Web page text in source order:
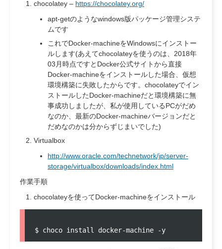
chocolatey – https://chocolatey.org/
apt-getのようなwindows版パッケージ管理システ
ムです
これでDocker-machineをWindowsにインストー
ルします(あえてchocolateyを使うのは、2018年
03月時点ですとDocker公式サイトから直接
Docker-machineをインストールした場合、仮想
環境構築に失敗したからです。chocolateyでイン
ストールしたDocker-machineだと環境構築に無
事成功しましたが、私が使用しているPCがだめ
なのか、最新のDocker-machineバージョンだと
だめなのかは分からずじまいでした)
Virtualbox
http://www.oracle.com/technetwork/jp/server-
storage/virtualbox/downloads/index.html
作業手順
chocolateyを使ってDocker-machineをインストール